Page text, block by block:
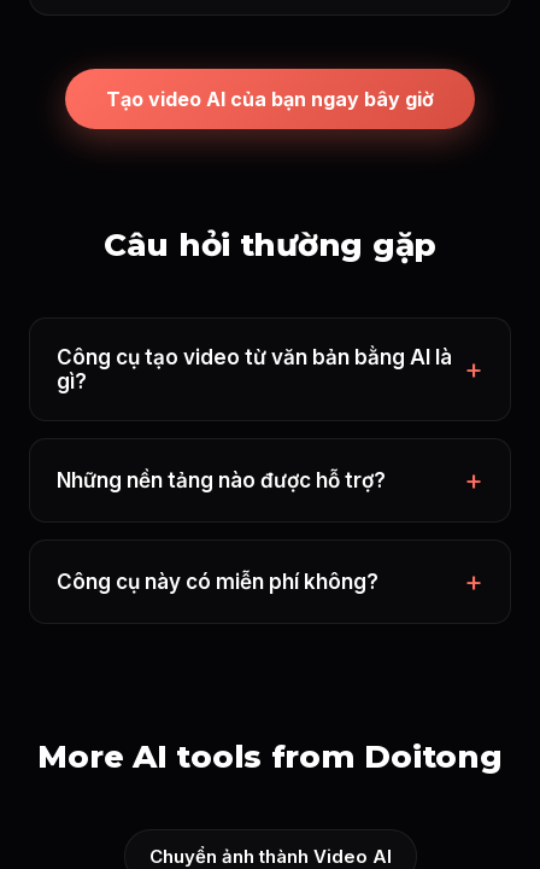
Tạo video AI của bạn ngay bây giờ
Câu hỏi thường gặp
Công cụ tạo video từ văn bản bằng AI là
gì?
Những nền tảng nào được hỗ trợ?
Công cụ này có miễn phí không?
More AI tools from Doitong
Chuyển ảnh thành Video AI